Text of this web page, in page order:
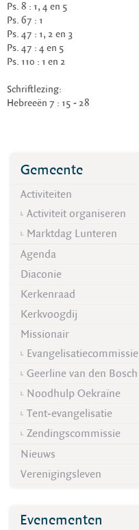
Ps. 8 : 1, 4 en 5
Ps. 67 : 1
Ps. 47 : 1, 2 en 3
Ps. 47 : 4 en 5
Ps. 110 : 1 en 2
Schriftlezing:
Hebreeën 7 : 15 - 28
Gemeente
Activiteiten
Activiteit organiseren
Marktdag Lunteren
Agenda
Diaconie
Kerkenraad
Kerkvoogdij
Missionair
Evangelisatiecommissie
Geerline van den Bosch
Noodhulp Oekraïne
Tent-evangelisatie
Zendingscommissie
Nieuws
Verenigingsleven
Evenementen